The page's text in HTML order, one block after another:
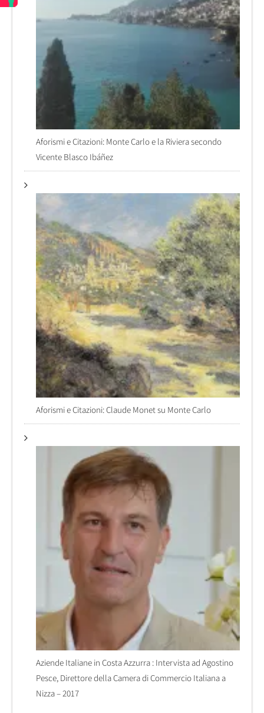
Aforismi e Citazioni: Monte Carlo e la Riviera secondo
Vicente Blasco Ibáñez
Aforismi e Citazioni: Claude Monet su Monte Carlo
Aziende Italiane in Costa Azzurra : Intervista ad Agostino
Pesce, Direttore della Camera di Commercio Italiana a
Nizza – 2017